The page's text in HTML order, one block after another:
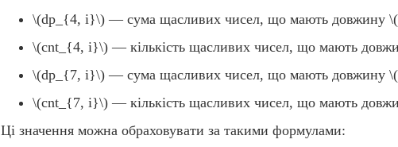
\(dp_{4, i}\) — сума щасливих чисел, що мають довжину
\(cnt_{4, i}\) — кількість щасливих чисел, що мають
\(dp_{7, i}\) — сума щасливих чисел, що мають довжину
\(cnt_{7, i}\) — кількість щасливих чисел, що мають
Ці значення можна обраховувати за такими формулами: